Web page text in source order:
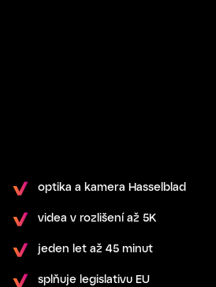
optika a kamera Hasselblad
videa v rozlišení až 5K
jeden let až 45 minut
splňuje legislativu EU